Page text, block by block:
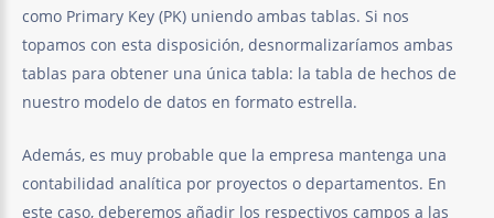
como Primary Key (PK) uniendo ambas tablas. Si nos
topamos con esta disposición, desnormalizaríamos ambas
tablas para obtener una única tabla: la tabla de hechos de
nuestro modelo de datos en formato estrella.
Además, es muy probable que la empresa mantenga una
contabilidad analítica por proyectos o departamentos. En
este caso, deberemos añadir los respectivos campos a las